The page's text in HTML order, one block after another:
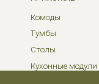
Комоды
Тумбы
Столы
Кухонные модули